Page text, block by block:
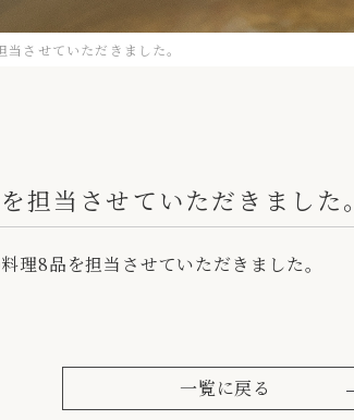
させていただきました。
担当させていただきました。
理8品を担当させていただきました。
一覧に戻る